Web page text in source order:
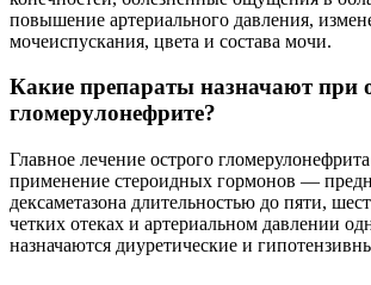
повышение артериального давления,
мочеиспускания, цвета и состава мочи.
Какие препараты назначают при
гломерулонефрите?
Главное лечение острого гломерулонефрита
применение стероидных гормонов —
дексаметазона длительностью до пяти,
четких отеках и артериальном давлении
назначаются диуретические и